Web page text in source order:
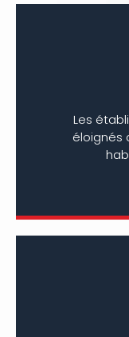
Les
éloignés